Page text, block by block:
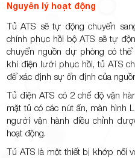
Nguyên lý hoạt động
Tủ ATS sẽ tự động chuyển
chính phục hồi bộ ATS sẽ tự
chuyển nguồn dự phòng có
khi điện lưới phục hồi, tủ ATS
để xác định sự ổn định của
Tủ điện ATS có 2 chế độ vận
mặt tủ có các nút ấn, màn hình
người vận hành điều chỉnh
hoạt động.
Tủ ATS là một thiết bị khớp nối